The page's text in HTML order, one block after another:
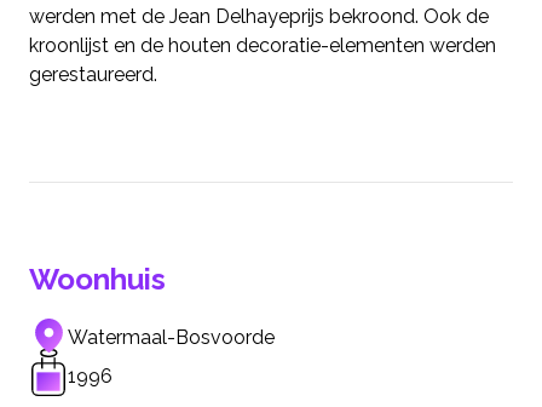
werden met de Jean Delhayeprijs bekroond. Ook de
kroonlijst en de houten decoratie-elementen werden
gerestaureerd.
Woonhuis
Watermaal-Bosvoorde
1996